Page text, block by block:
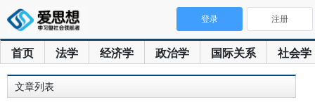
首页 法学 经济学 政治学 国际关系 社会学
登录 注册
文章列表